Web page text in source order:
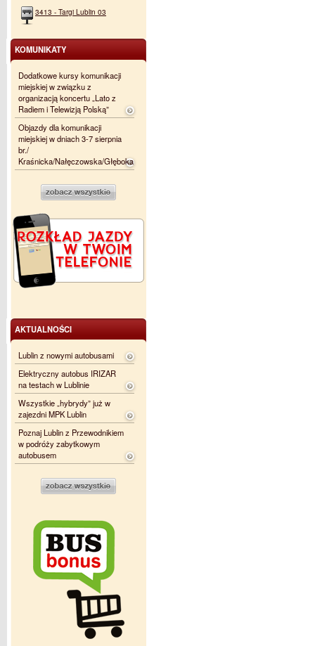
3413 - Targi Lublin 03
KOMUNIKATY
Dodatkowe kursy komunikacji
miejskiej w związku z
organizacją koncertu „Lato z
Radiem i Telewizją Polską”
Objazdy dla komunikacji
miejskiej w dniach 3-7 sierpnia
br./
Kraśnicka/Nałęczowska/Głęboka
AKTUALNOŚCI
Lublin z nowymi autobusami
Elektryczny autobus IRIZAR
na testach w Lublinie
Wszystkie „hybrydy” już w
zajezdni MPK Lublin
Poznaj Lublin z Przewodnikiem
w podróży zabytkowym
autobusem